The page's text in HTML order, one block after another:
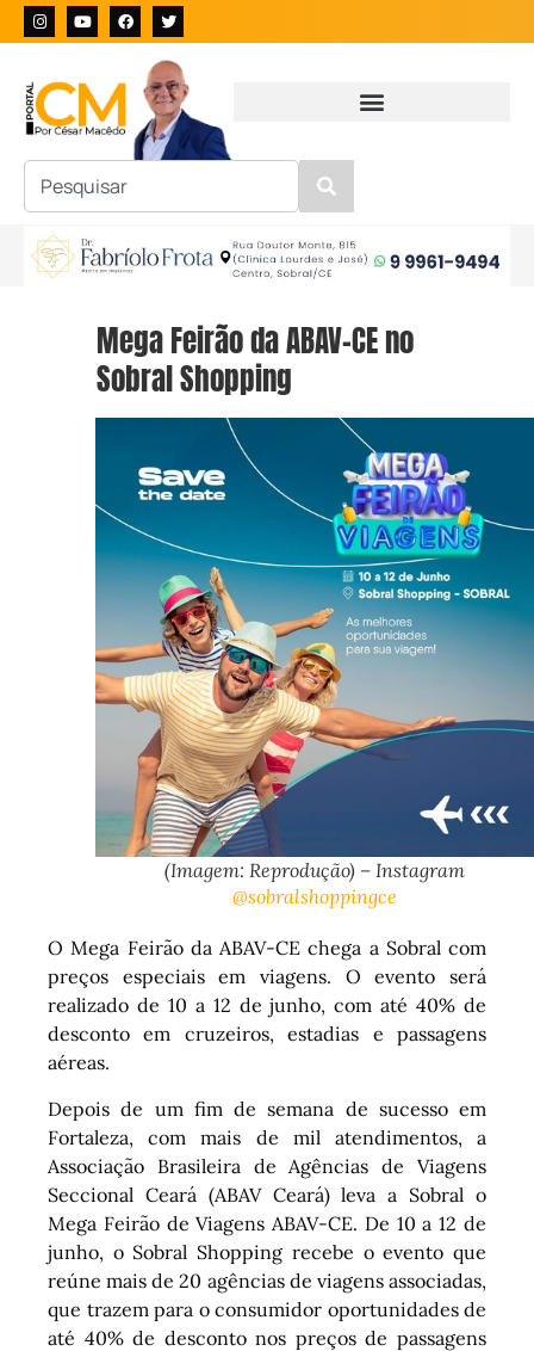
Mega Feirão da ABAV-CE no
Sobral Shopping
(Imagem: Reprodução) – Instagram
@sobralshoppingce
O Mega Feirão da ABAV-CE chega a Sobral com
preços especiais em viagens. O evento será
realizado de 10 a 12 de junho, com até 40% de
desconto em cruzeiros, estadias e passagens
aéreas.
Depois de um fim de semana de sucesso em
Fortaleza, com mais de mil atendimentos, a
Associação Brasileira de Agências de Viagens
Seccional Ceará (ABAV Ceará) leva a Sobral o
Mega Feirão de Viagens ABAV-CE. De 10 a 12 de
junho, o Sobral Shopping recebe o evento que
reúne mais de 20 agências de viagens associadas,
que trazem para o consumidor oportunidades de
até 40% de desconto nos preços de passagens